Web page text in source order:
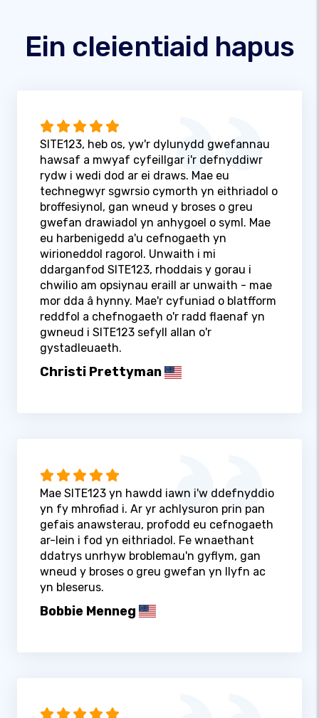
Ein cleientiaid hapus
SITE123, heb os, yw'r dylunydd gwefannau
hawsaf a mwyaf cyfeillgar i'r defnyddiwr
rydw i wedi dod ar ei draws. Mae eu
technegwyr sgwrsio cymorth yn eithriadol o
broffesiynol, gan wneud y broses o greu
gwefan drawiadol yn anhygoel o syml. Mae
eu harbenigedd a'u cefnogaeth yn
wirioneddol ragorol. Unwaith i mi
ddarganfod SITE123, rhoddais y gorau i
chwilio am opsiynau eraill ar unwaith - mae
mor dda â hynny. Mae'r cyfuniad o blatfform
reddfol a chefnogaeth o'r radd flaenaf yn
gwneud i SITE123 sefyll allan o'r
gystadleuaeth.
Christi Prettyman
Mae SITE123 yn hawdd iawn i'w ddefnyddio
yn fy mhrofiad i. Ar yr achlysuron prin pan
gefais anawsterau, profodd eu cefnogaeth
ar-lein i fod yn eithriadol. Fe wnaethant
ddatrys unrhyw broblemau'n gyflym, gan
wneud y broses o greu gwefan yn llyfn ac
yn bleserus.
Bobbie Menneg